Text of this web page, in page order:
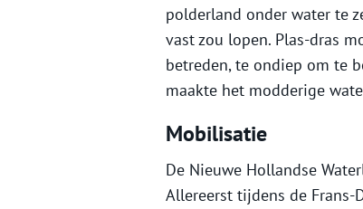
polderland onder water te
vast zou lopen. Plas-dras
betreden, te ondiep om te
maakte het modderige
Mobilisatie
De Nieuwe Hollandse
Allereerst tijdens de